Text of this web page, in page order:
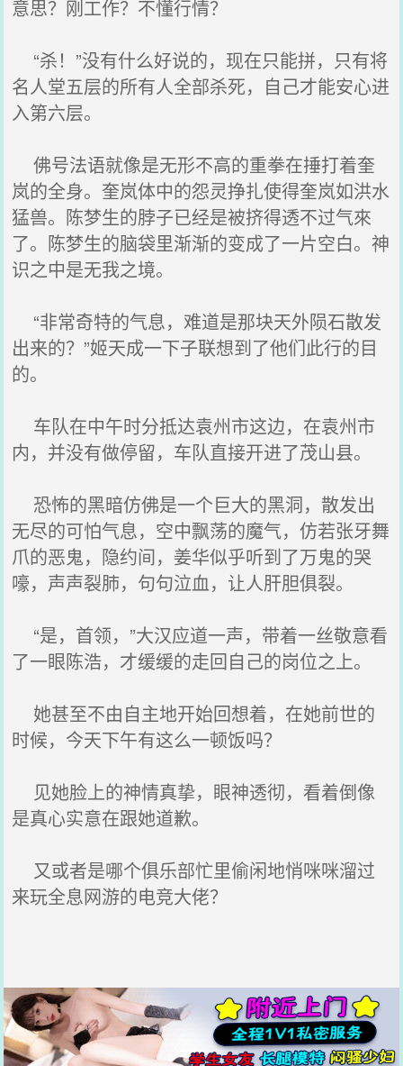
意思？刚工作？不懂行情？
“杀！”没有什么好说的，现在只能拼，只有将
名人堂五层的所有人全部杀死，自己才能安心进
入第六层。
佛号法语就像是无形不高的重拳在捶打着奎
岚的全身。奎岚体中的怨灵挣扎使得奎岚如洪水
猛兽。陈梦生的脖子已经是被挤得透不过气來
了。陈梦生的脑袋里渐渐的变成了一片空白。神
识之中是无我之境。
“非常奇特的气息，难道是那块天外陨石散发
出来的？”姬天成一下子联想到了他们此行的目
的。
车队在中午时分抵达袁州市这边，在袁州市
内，并没有做停留，车队直接开进了茂山县。
恐怖的黑暗仿佛是一个巨大的黑洞，散发出
无尽的可怕气息，空中飘荡的魔气，仿若张牙舞
爪的恶鬼，隐约间，姜华似乎听到了万鬼的哭
嚎，声声裂肺，句句泣血，让人肝胆俱裂。
“是，首领，”大汉应道一声，带着一丝敬意看
了一眼陈浩，才缓缓的走回自己的岗位之上。
她甚至不由自主地开始回想着，在她前世的
时候，今天下午有这么一顿饭吗？
见她脸上的神情真挚，眼神透彻，看着倒像
是真心实意在跟她道歉。
又或者是哪个俱乐部忙里偷闲地悄咪咪溜过
来玩全息网游的电竞大佬？